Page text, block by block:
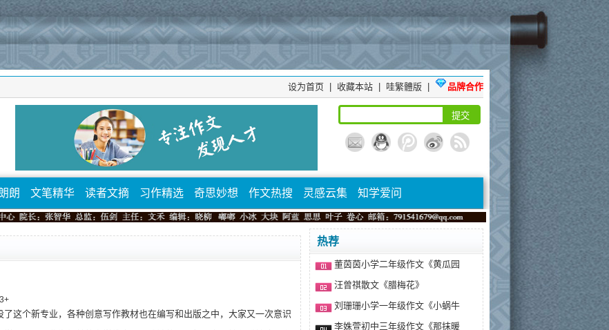
设为首页 收藏本站 哇繁體版 品牌合作
朗 文笔精华 读者文摘 习作精选 奇思妙想 作文热搜 灵感云集 知学爱问
+
这个新专业，各种创意写作教材也在编写和出版之中，大家又一次意识
热荐
董茵茵小学二年级作文《黄瓜园
汪曾祺散文《腊梅花》
刘珊珊小学一年级作文《小蜗牛
李姝萱初中三年级作文《那抹暖